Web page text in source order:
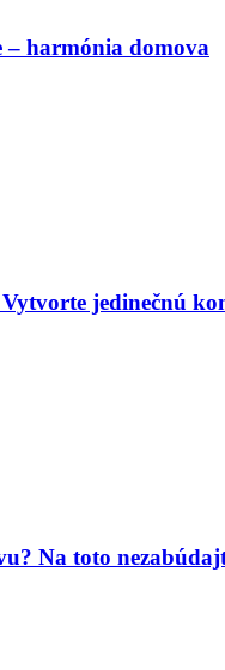
– harmónia domova
jedinečnú
Na toto